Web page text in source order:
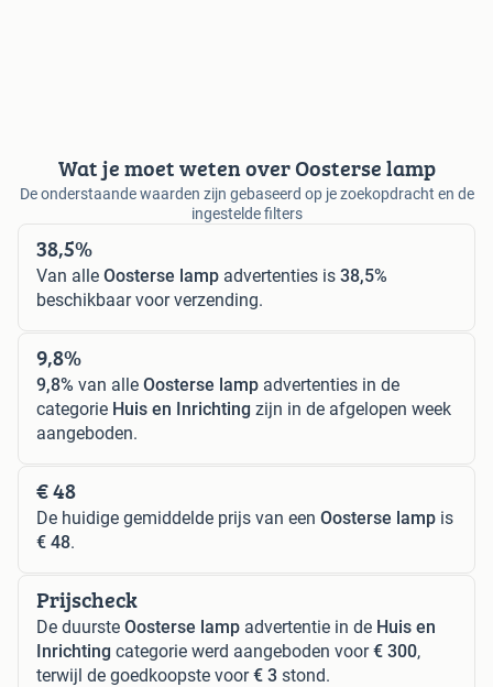
Wat je moet weten over Oosterse lamp
De onderstaande waarden zijn gebaseerd op je zoekopdracht en de
ingestelde filters
38,5%
Van alle Oosterse lamp advertenties is 38,5%
beschikbaar voor verzending.
9,8%
9,8% van alle Oosterse lamp advertenties in de
categorie Huis en Inrichting zijn in de afgelopen week
aangeboden.
€ 48
De huidige gemiddelde prijs van een Oosterse lamp is
€ 48.
Prijscheck
De duurste Oosterse lamp advertentie in de Huis en
Inrichting categorie werd aangeboden voor€ 300,
terwijl de goedkoopste voor€ 3 stond.